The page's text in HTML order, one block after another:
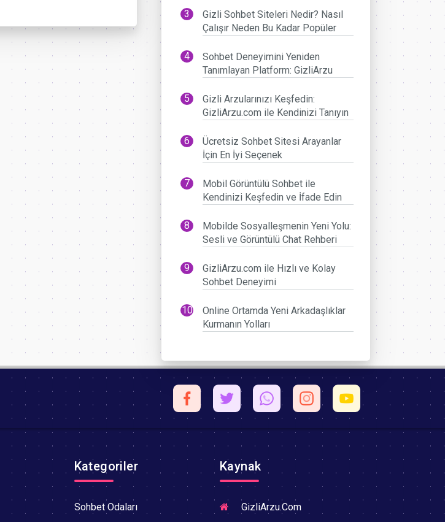
Gizli Sohbet Siteleri Nedir? Nasıl
Çalışır Neden Bu Kadar Popüler
Sohbet Deneyimini Yeniden
Tanımlayan Platform: GizliArzu
Gizli Arzularınızı Keşfedin:
GizliArzu.com ile Kendinizi Tanıyın
Ücretsiz Sohbet Sitesi Arayanlar
İçin En İyi Seçenek
Mobil Görüntülü Sohbet ile
Kendinizi Keşfedin ve İfade Edin
Mobilde Sosyalleşmenin Yeni Yolu:
Sesli ve Görüntülü Chat Rehberi
GizliArzu.com ile Hızlı ve Kolay
Sohbet Deneyimi
Online Ortamda Yeni Arkadaşlıklar
Kurmanın Yolları
Kategoriler
Sohbet Odaları
Kaynak
GizliArzu.Com